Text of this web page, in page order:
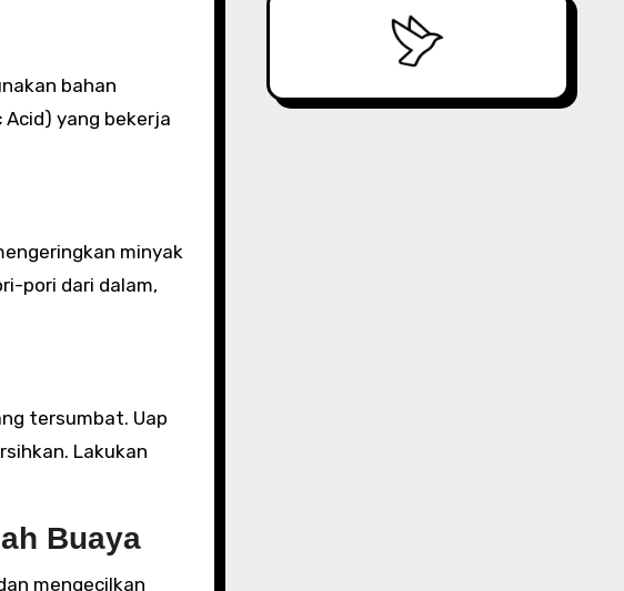
bahan
Acid) yang bekerja
minyak
pori dari dalam,
tersumbat. Uap
Lakukan
Buaya
mengecilkan